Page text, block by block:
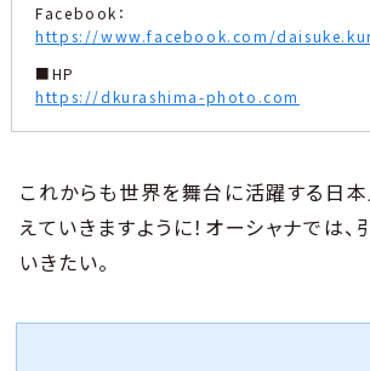
Facebook：
https://www.facebook.com/
■HP
https://dkurashima-photo.com
これからも世界を舞台に活躍する日
えていきますように！オーシャナでは、
いきたい。